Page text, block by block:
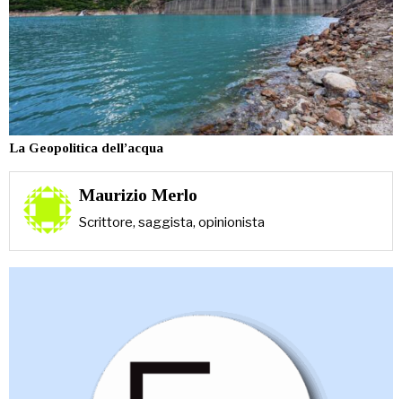
La Geopolitica dell’acqua
Maurizio Merlo
Scrittore, saggista, opinionista